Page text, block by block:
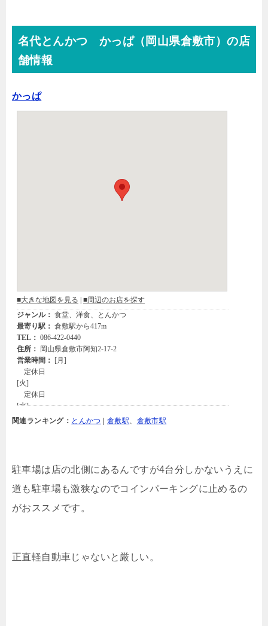
名代とんかつ かっぱ（岡山県倉敷市）の店
舗情報
かっぱ
関連ランキング： とんかつ |倉敷駅、 倉敷市駅
駐車場は店の北側にあるんですが4台分しかないうえに
道も駐車場も激狭なのでコインパーキングに止めるの
がおススメです。
正直軽自動車じゃないと厳しい。